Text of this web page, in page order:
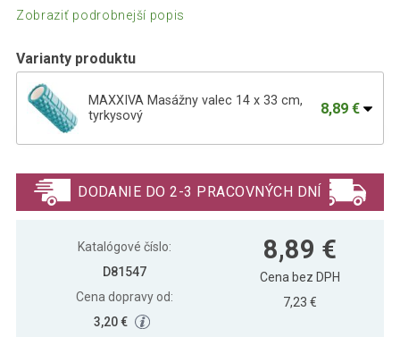
Zobraziť podrobnejší popis
Varianty produktu
MAXXIVA Masážny valec 14 x 33 cm,
tyrkysový
8,89 €
čierny
MAXXIVA Masážny valec 14 x 33 cm, sivý
DODANIE DO 2-3 PRACOVNÝCH DNÍ
Katalógové číslo:
D81547
Cena dopravy od:
3,20 €
8,89 €
Cena bez DPH
7,23 €